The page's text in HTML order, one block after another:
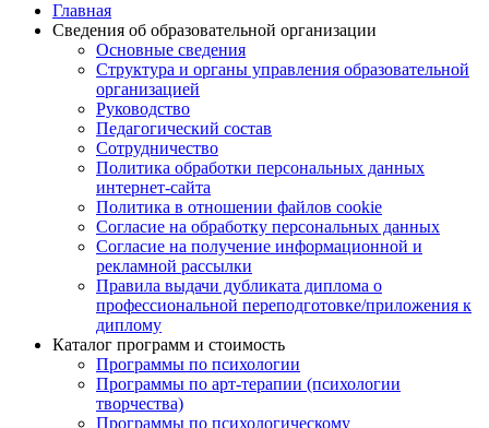
Главная
Сведения об образовательной организации
Основные сведения
Структура и органы управления образовательной
организацией
Руководство
Педагогический состав
Сотрудничество
Политика обработки персональных данных
интернет-сайта
Политика в отношении файлов cookie
Согласие на обработку персональных данных
Согласие на получение информационной и
рекламной рассылки
Правила выдачи дубликата диплома о
профессиональной переподготовке/приложения к
диплому
Каталог программ и стоимость
Программы по психологии
Программы по арт-терапии (психологии
творчества)
Программы по психологическому